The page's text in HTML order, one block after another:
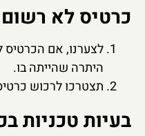
כרטיס לא
לצערנו, אם הכרטיס
היתרה שהייתה בו.
תצטרכו לרכוש
בעיות טכניות